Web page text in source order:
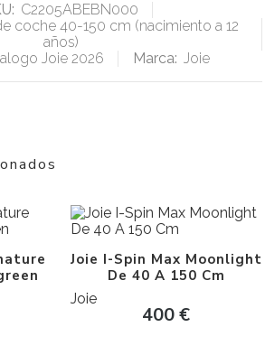
C2205ABEBN000
coche 40-150 cm (nacimiento a 12
años)
Joie 2026 Marca: Joie
Joie I-Spin Max Moonlight
De 40 A 150 Cm
Joie
400€